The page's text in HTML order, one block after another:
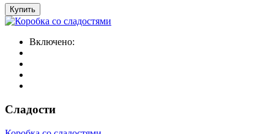
Купить
Включено:
Сладости